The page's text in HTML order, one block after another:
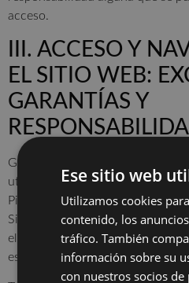
acceso.
III. ACCESO Y
EL SITIO WEB:
GARANTÍAS Y
Gema Pinel no garantiza la
utilidad del Sitio Web, ni de los
Pinel hará todo lo posible por el
Sitio Web, sin embargo, no se
el acceso a este Sitio Web no
esté libre de error.
Ese sitio web
Utilizamos cookies
contenido, los
tráfico. También
información sobre su
con nuestros socios